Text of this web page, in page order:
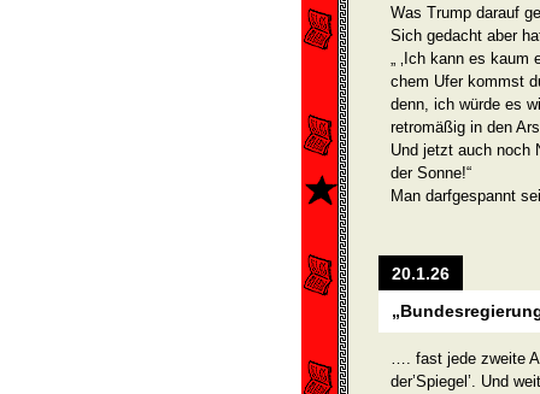
Was Trump darauf
Sich gedacht aber
„ ‚Ich kann es
chem Ufer kommst
denn, ich würde es
retromäßig in den
Und jetzt auch noch
der Sonne!“
Man darfgespannt
20.1.26
…. fast jede zweite
der’Spiegel’. Und